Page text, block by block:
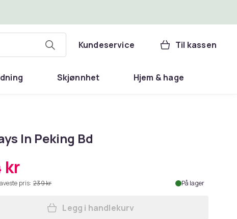
Kundeservice Til kassen
Skjønnhet Hjem & hage
In Peking Bd
kr
pris: 239 kr På lager
Legg 55 Days In Peking Bd i
Legg i handlekurv